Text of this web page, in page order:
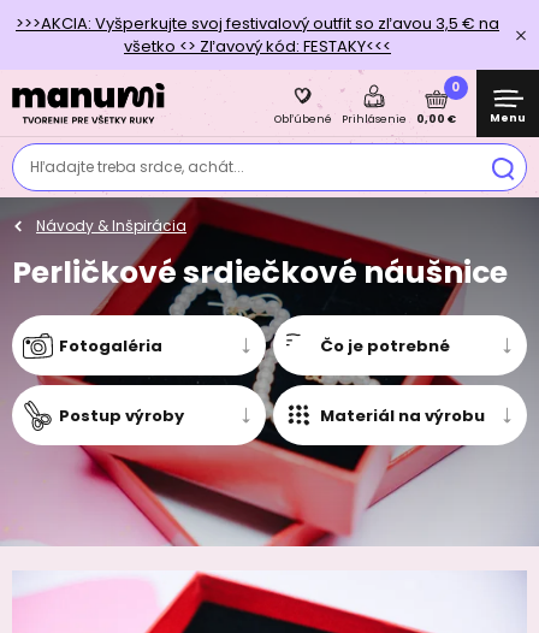
>>>AKCIA: Vyšperkujte svoj festivalový outfit so zľavou 3,5 € na
všetko <> Zľavový kód: FESTAKY<<<
Hľadajte treba srdce, achát...
Obľúbené Prihlásenie
0
0,00 € Menu
Návody & Inšpirácia
Perličkové srdiečkové náušnice
Fotogaléria Čo je potrebné
Postup výroby Materiál na výrobu